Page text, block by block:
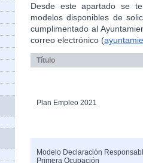
Desde este apartado se
modelos disponibles de
cumplimentado al
correo electrónico (
Título
Plan Empleo 2021
Modelo Declaración
Primera Ocupación